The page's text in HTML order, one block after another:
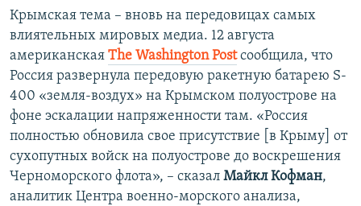
Крымская тема – вновь на передовицах самых
влиятельных мировых медиа. 12 августа
американская The Washington Postсообщила, что
Россия развернула передовую ракетную батарею S-
400 «земля-воздух» на Крымском полуострове на
фоне эскалации напряженности там. «Россия
полностью обновила свое присутствие [в Крыму] от
сухопутных войск на полуострове до воскрешения
Черноморского флота», – сказал Майкл Кофман,
аналитик Центра военно-морского анализа,